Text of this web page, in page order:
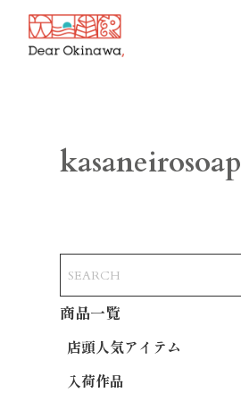
kasaneirosoap
商品一覧
店頭人気アイテム
入荷作品